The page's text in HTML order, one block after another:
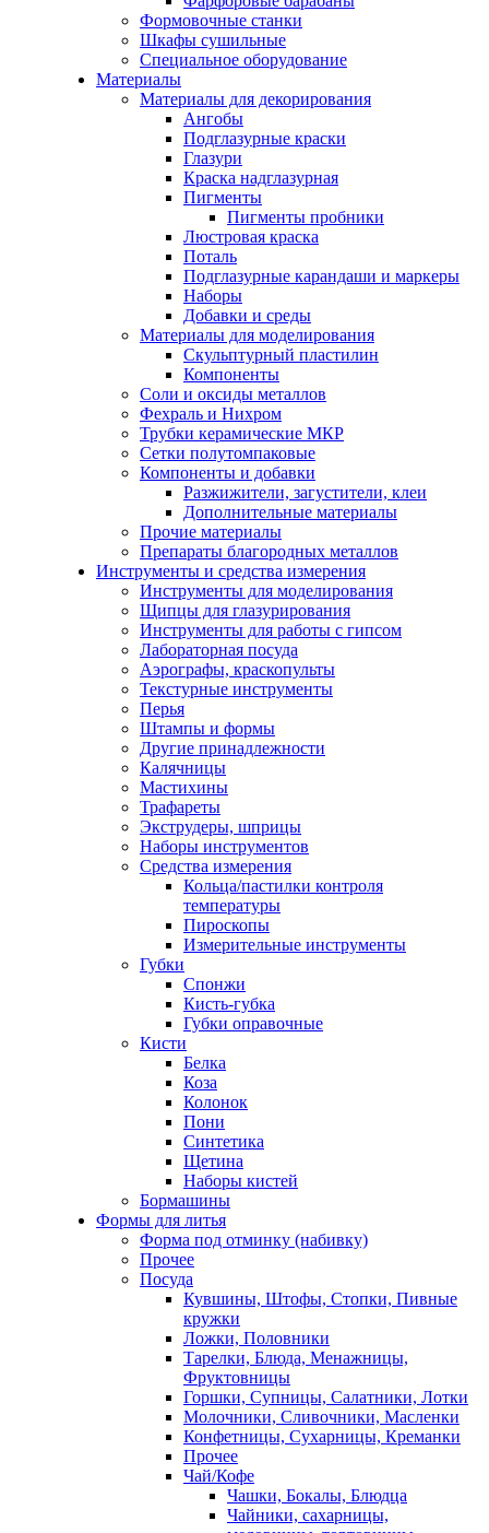
Формовочные станки
Шкафы сушильные
Специальное оборудование
Материалы
Материалы для декорирования
Ангобы
Подглазурные краски
Глазури
Краска надглазурная
Пигменты
Пигменты пробники
Люстровая краска
Поталь
Подглазурные карандаши и маркеры
Наборы
Добавки и среды
Материалы для моделирования
Скульптурный пластилин
Компоненты
Соли и оксиды металлов
Фехраль и Нихром
Трубки керамические МКР
Сетки полутомпаковые
Компоненты и добавки
Разжижители, загустители, клеи
Дополнительные материалы
Прочие материалы
Препараты благородных металлов
Инструменты и средства измерения
Инструменты для моделирования
Щипцы для глазурирования
Инструменты для работы с гипсом
Лабораторная посуда
Аэрографы, краскопульты
Текстурные инструменты
Перья
Штампы и формы
Другие принадлежности
Калячницы
Мастихины
Трафареты
Экструдеры, шприцы
Наборы инструментов
Средства измерения
Кольца/пастилки контроля
температуры
Пироскопы
Измерительные инструменты
Губки
Спонжи
Кисть-губка
Губки оправочные
Кисти
Белка
Коза
Колонок
Пони
Синтетика
Щетина
Наборы кистей
Бормашины
Формы для литья
Форма под отминку (набивку)
Прочее
Посуда
Кувшины, Штофы, Стопки, Пивные
кружки
Ложки, Половники
Тарелки, Блюда, Менажницы,
Фруктовницы
Горшки, Супницы, Салатники, Лотки
Молочники, Сливочники, Масленки
Конфетницы, Сухарницы, Креманки
Прочее
Чай/Кофе
Чашки, Бокалы, Блюдца
Чайники, сахарницы,